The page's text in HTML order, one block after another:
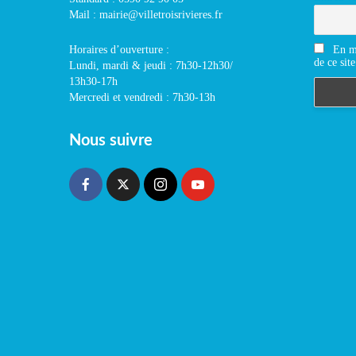
Mail : mairie@villetroisrivieres.fr
Horaires d’ouverture :
Lundi, mardi & jeudi : 7h30-12h30/
13h30-17h
Mercredi et vendredi : 7h30-13h
Nous suivre
En
de ce site